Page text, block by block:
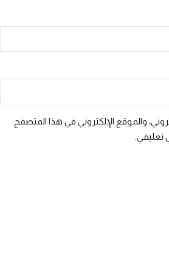
والموقع الإلكتروني في هذا المتصفح
تعليقي.